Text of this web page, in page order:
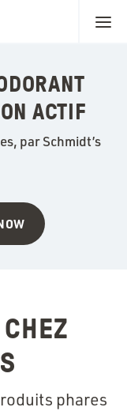
ACTIF
par Schmidt’s
phares